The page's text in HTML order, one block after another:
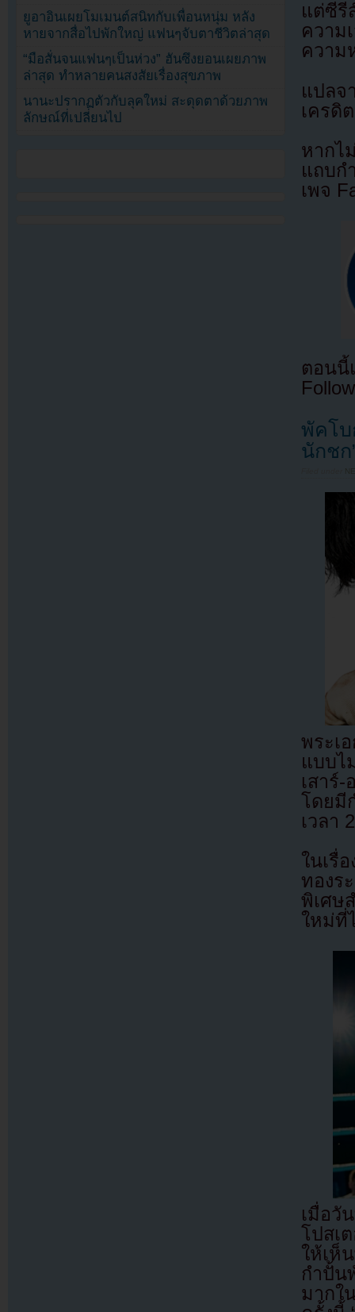
แต่ซีรี
ความ
ความ
แปล
เครดิ
หากไ
แถบก
เพจ
ตอนนี้
พัคโบ
นักชก
พระเ
แบบ
เสาร์
โดยมี
เวลา
ในเรื่
ทองร
พิเศษ
ใหม่ที่
เมื่อ
โปสเ
ให้เห็
กำปั้น
มากใ
ยูอาอินเผยโมเมนต์สนิทกับเพื่อนหนุ่ม หลัง
หายจากสื่อไปพักใหญ่ แฟนๆจับตาชีวิตล่าสุด
“มือสั่นจนแฟนๆเป็นห่วง” ฮันซึงยอนเผยภาพ
ล่าสุด ทำหลายคนสงสัยเรื่องสุขภาพ
นานะปรากฏตัวกับลุคใหม่ สะดุดตาด้วยภาพ
ลักษณ์ที่เปลี่ยนไป